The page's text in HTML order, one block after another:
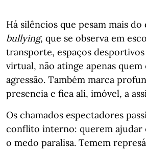
Há silêncios que pesam mais do
bullying, que se observa em
transporte, espaços
virtual, não atinge apenas
agressão. Também marca
presencia e fica ali, imóvel, a
Os chamados espectadores
conflito interno: querem ajudar
o medo paralisa. Temem